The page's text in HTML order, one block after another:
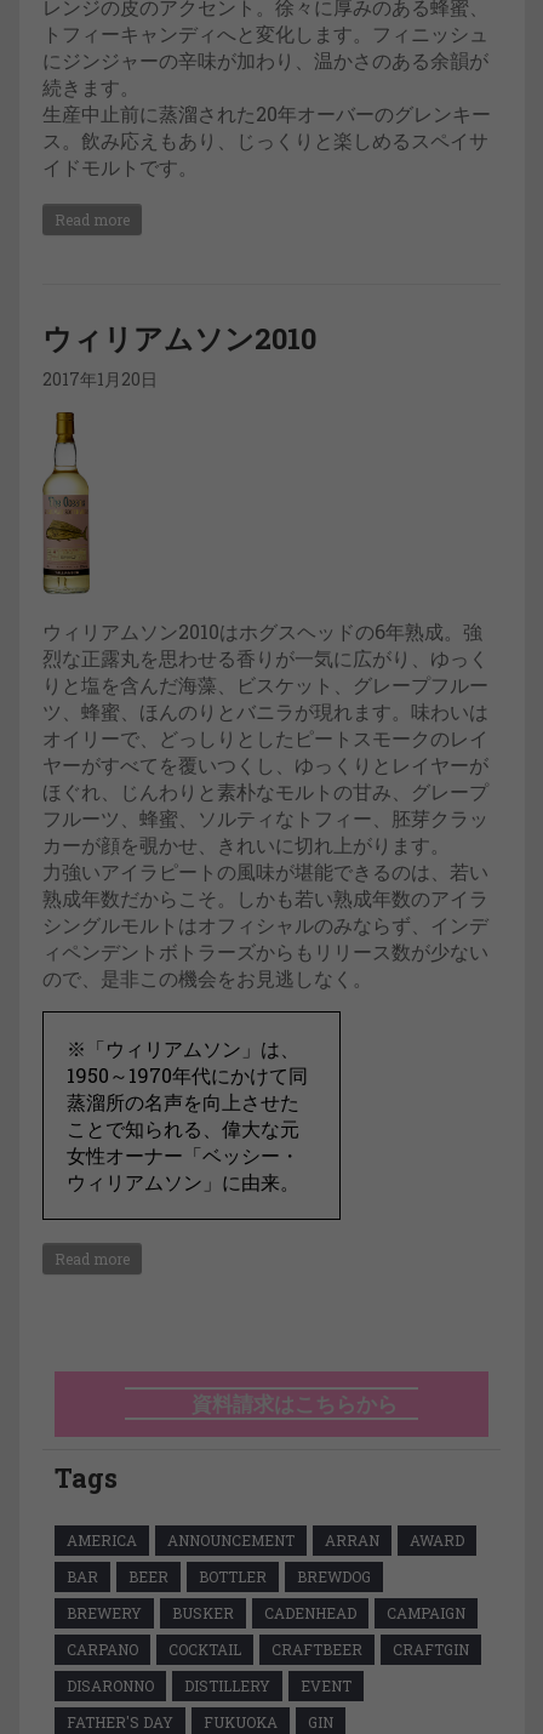
レンジの皮のアクセント。徐々に厚みのある蜂蜜、
トフィーキャンディへと変化します。フィニッシュ
にジンジャーの辛味が加わり、温かさのある余韻が
続きます。
生産中止前に蒸溜された20年オーバーのグレンキー
ス。飲み応えもあり、じっくりと楽しめるスペイサ
イドモルトです。
Read more
ウィリアムソン2010
2017年1月20日
ウィリアムソン2010はホグスヘッドの6年熟成。強
烈な正露丸を思わせる香りが一気に広がり、ゆっく
りと塩を含んだ海藻、ビスケット、グレープフルー
ツ、蜂蜜、ほんのりとバニラが現れます。味わいは
オイリーで、どっしりとしたピートスモークのレイ
ヤーがすべてを覆いつくし、ゆっくりとレイヤーが
ほぐれ、じんわりと素朴なモルトの甘み、グレープ
フルーツ、蜂蜜、ソルティなトフィー、胚芽クラッ
カーが顔を覗かせ、きれいに切れ上がります。
力強いアイラピートの風味が堪能できるのは、若い
熟成年数だからこそ。しかも若い熟成年数のアイラ
シングルモルトはオフィシャルのみならず、インデ
ィペンデントボトラーズからもリリース数が少ない
ので、是非この機会をお見逃しなく。
※「ウィリアムソン」は、
1950～1970年代にかけて同
蒸溜所の名声を向上させた
ことで知られる、偉大な元
女性オーナー「ベッシー・
ウィリアムソン」に由来。
Read more
資料請求はこちらから
Tags
AMERICA ANNOUNCEMENT ARRAN
AWARD
BAR
BEER BOTTLER
BREWDOG
BREWERY
BUSKER CADENHEAD
CAMPAIGN
CARPANO
COCKTAIL CRAFTBEER
CRAFTGIN
DISARONNO
DISTILLERY
EVENT
FATHER'S DAY
FUKUOKA
GIN